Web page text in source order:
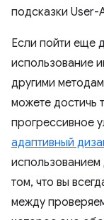
подсказки User-
Если пойти еще
использование
другими
можете достичь
прогрессивное
адаптивный
том, что вы
между